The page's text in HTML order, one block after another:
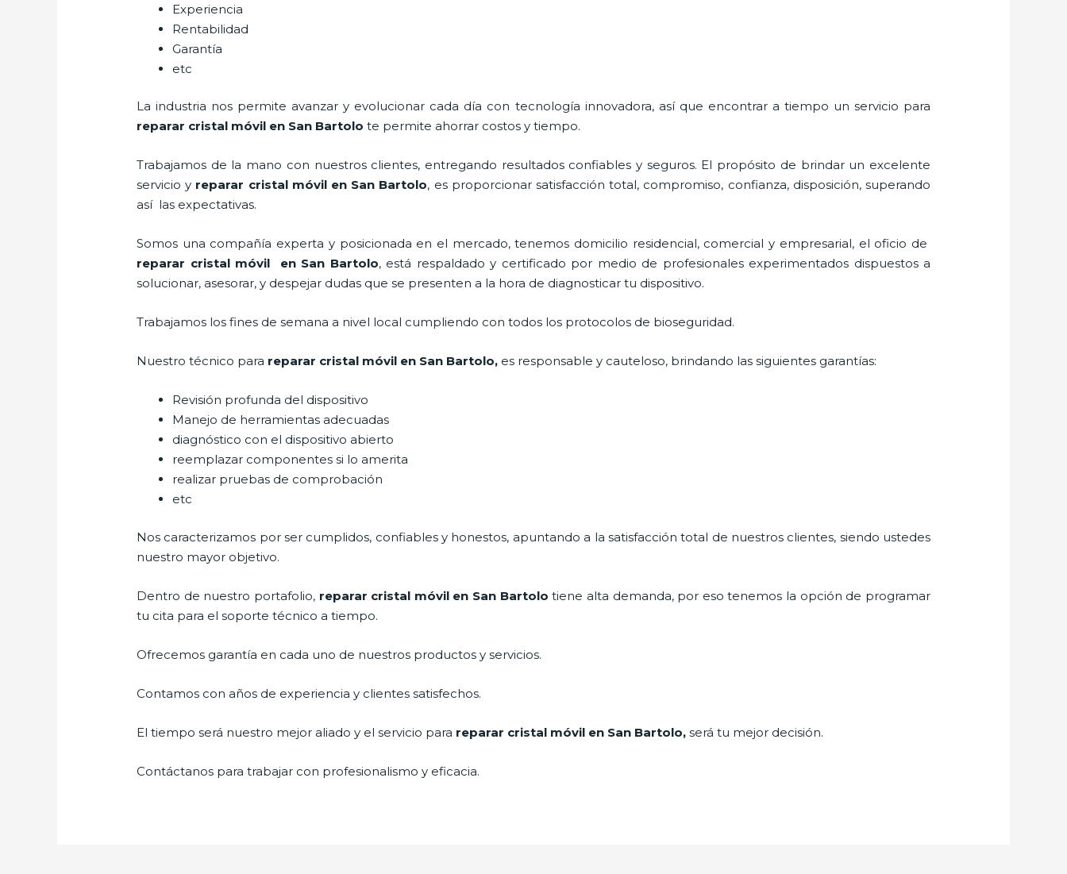
Experiencia
Rentabilidad
Garantía
etc
La industria nos permite avanzar y evolucionar cada día con tecnología innovadora, así que encontrar a tiempo un servicio para
reparar cristal móvil en San Bartolo te permite ahorrar costos y tiempo.
Trabajamos de la mano con nuestros clientes, entregando resultados confiables y seguros. El propósito de brindar un excelente
servicio y reparar cristal móvil en San Bartolo, es proporcionar satisfacción total, compromiso, confianza, disposición, superando
así las expectativas.
Somos una compañía experta y posicionada en el mercado, tenemos domicilio residencial, comercial y empresarial, el oficio de
reparar cristalmóvilen San Bartolo, está respaldado y certificado por medio de profesionales experimentados dispuestos a
solucionar, asesorar, y despejar dudas que se presenten a la hora de diagnosticar tu dispositivo.
Trabajamos los fines de semana a nivel local cumpliendo con todos los protocolos de bioseguridad.
Nuestro técnico para reparar cristal móvil en San Bartolo, es responsable y cauteloso, brindando las siguientes garantías:
Revisión profunda del dispositivo
Manejo de herramientas adecuadas
diagnóstico con el dispositivo abierto
reemplazar componentes si lo amerita
realizar pruebas de comprobación
etc
Nos caracterizamos por ser cumplidos, confiables y honestos, apuntando a la satisfacción total de nuestros clientes, siendo ustedes
nuestro mayor objetivo.
Dentro de nuestro portafolio, reparar cristal móvilen San Bartolo tiene alta demanda, por eso tenemos la opción de programar
tu cita para el soporte técnico a tiempo.
Ofrecemos garantía en cada uno de nuestros productos y servicios.
Contamos con años de experiencia y clientes satisfechos.
El tiempo será nuestro mejor aliado y el servicio para reparar cristal móvil en San Bartolo,será tu mejor decisión.
Contáctanos para trabajar con profesionalismo y eficacia.